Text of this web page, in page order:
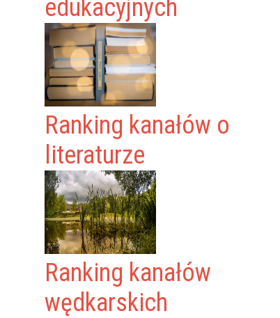
edukacyjnych
Ranking kanałów o
literaturze
Ranking kanałów
wędkarskich